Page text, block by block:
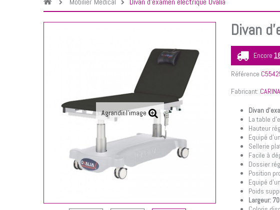
Agrandir l'image
Divan
Encore
Référence
Fabricant: CARINA
Divan
La table
Hauteur
Equipé
Sellerie
Facile à
Dossier
Position
Equipé
Poids
Largeur: